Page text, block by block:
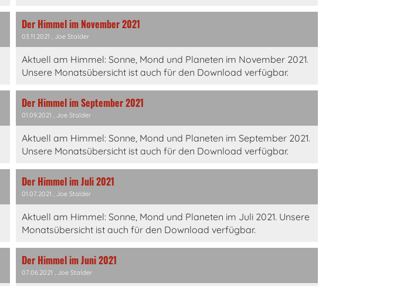
Der Himmel im November 2021
03.11.2021 , Joe Stalder
Aktuell am Himmel: Sonne, Mond und Planeten im November 2021.
Unsere Monatsübersicht ist auch für den Download verfügbar.
Der Himmel im September 2021
01.09.2021 , Joe Stalder
Aktuell am Himmel: Sonne, Mond und Planeten im September 2021.
Unsere Monatsübersicht ist auch für den Download verfügbar.
Der Himmel im Juli 2021
01.07.2021 , Joe Stalder
Aktuell am Himmel: Sonne, Mond und Planeten im Juli 2021. Unsere
Monatsübersicht ist auch für den Download verfügbar.
Der Himmel im Juni 2021
07.06.2021 , Joe Stalder